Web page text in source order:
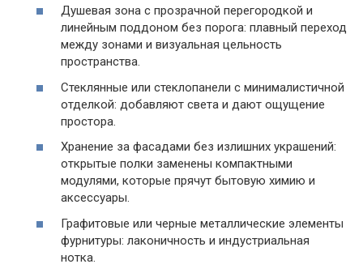
Душевая зона с прозрачной перегородкой и
линейным поддоном без порога: плавный переход
между зонами и визуальная цельность
пространства.
Стеклянные или стеклопанели с минималистичной
отделкой: добавляют света и дают ощущение
простора.
Хранение за фасадами без излишних украшений:
открытые полки заменены компактными
модулями, которые прячут бытовую химию и
аксессуары.
Графитовые или черные металлические элементы
фурнитуры: лаконичность и индустриальная
нотка.